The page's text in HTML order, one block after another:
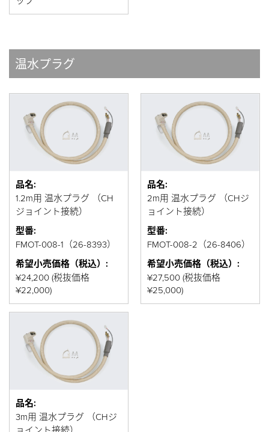
温水プラグ
品名:
1.2m用 温水プラグ （CH
ジョイント接続）
型番:
FMOT-008-1（26-8393）
希望小売価格（税込）:
¥24,200 (税抜価格
¥22,000)
品名:
2m用 温水プラグ （CHジ
ョイント接続）
型番:
FMOT-008-2（26-8406）
希望小売価格（税込）:
¥27,500 (税抜価格
¥25,000)
品名:
3m用 温水プラグ （CHジ